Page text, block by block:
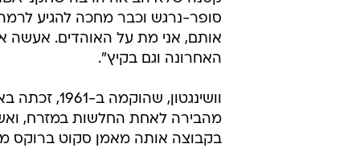
סופר-נרגש וכבר מחכה להגיע
האחרונה וגם בקיץ".
בקבוצה אותה מאמן סקוט ברוקס